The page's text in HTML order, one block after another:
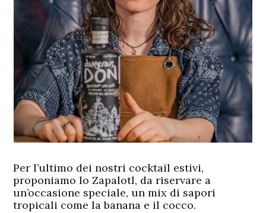
Per l’ultimo dei nostri cocktail estivi,
proponiamo lo Zapalotl, da riservare a
un’occasione speciale, un mix di sapori
tropicali come la banana e il cocco.